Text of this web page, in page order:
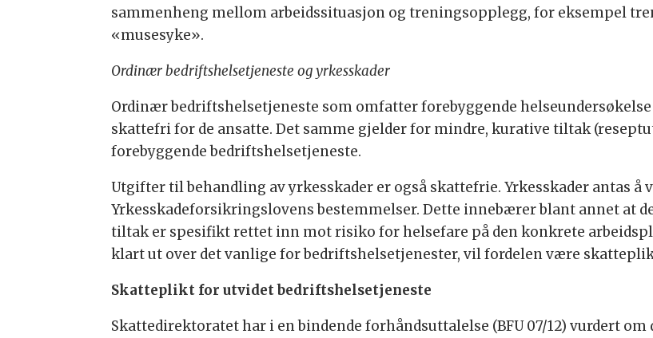
sammenheng mellom arbeidssituasjon og treningsopplegg, for eksempel
«musesyke».
Ordinær bedriftshelsetjeneste og yrkesskader
Ordinær bedriftshelsetjeneste som omfatter forebyggende
skattefri for de ansatte. Det samme gjelder for mindre, kurative tiltak
forebyggende bedriftshelsetjeneste.
Utgifter til behandling av yrkesskader er også skattefrie. Yrkesskader antas å
Yrkesskadeforsikringslovens bestemmelser. Dette innebærer blant annet at
tiltak er spesifikt rettet inn mot risiko for helsefare på den konkrete
klart ut over det vanlige for bedriftshelsetjenester, vil fordelen være
Skatteplikt for utvidet bedriftshelsetjeneste
Skattedirektoratet har i en bindende forhåndsuttalelse (BFU 07/12) vurdert